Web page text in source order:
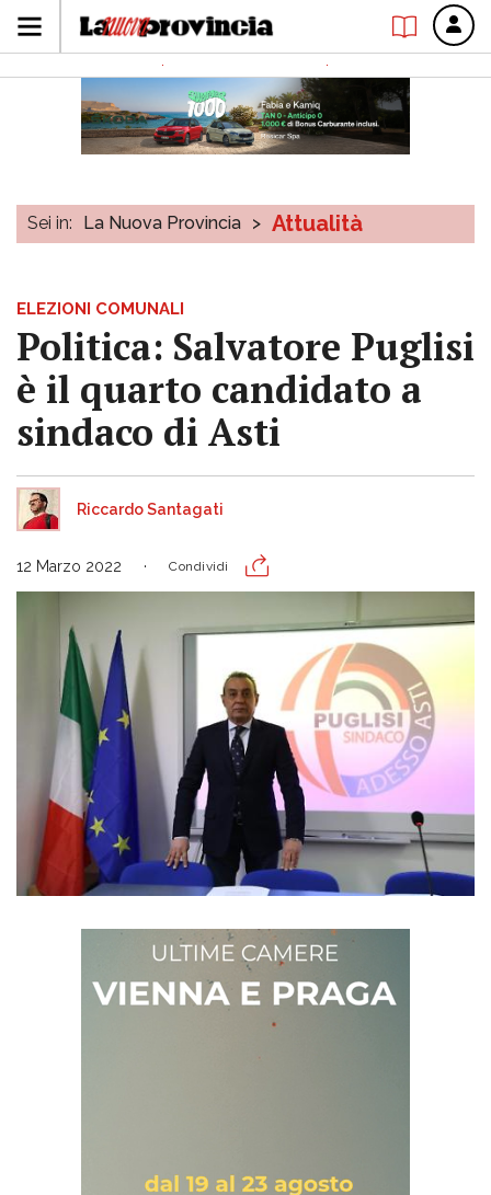
Sei in: La Nuova Provincia > Attualità
ELEZIONI COMUNALI
Politica: Salvatore Puglisi
è il quarto candidato a
sindaco di Asti
Riccardo Santagati
12 Marzo 2022 Condividi